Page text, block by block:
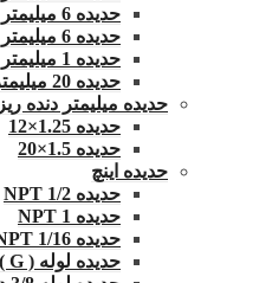
حدیده 6 میلیمتر
حدیده 6 میلیمتر چپ
حدیده 1 میلیمتر
حدیده 20 میلیمتر چپ
حدیده میلیمتر دنده ریز
حدیده 1.25×12
حدیده 1.5×20
حدیده اینچ
حدیده 1/2 NPT
حدیده NPT 1
حدیده 1/16 NPT
حدیده لوله ( G )